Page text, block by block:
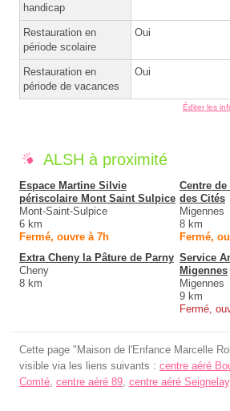
handicap
Restauration en
période scolaire
Oui
Restauration en
période de vacances
Oui
Éditer les
ALSH à proximité
Espace Martine Silvie
périscolaire Mont Saint Sulpice
Mont-Saint-Sulpice
6 km
Fermé, ouvre à 7h
Centre
des Cités
Migennes
8 km
Fermé,
Extra Cheny la Pâture de Parny
Cheny
8 km
Service
Migennes
Migennes
9 km
Fermé,
Cette page "Maison de l'Enfance Marcelle
visible via les liens suivants : centre aéré
Comté centre aéré 89 centre aéré Seignelay.